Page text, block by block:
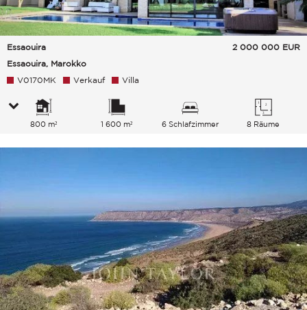
Essaouira
Essaouira, Marokko
2 000 000 EUR
V0170MK Verkauf Villa
800 m² 1 600 m² 6 Schlafzimmer 8 Räume